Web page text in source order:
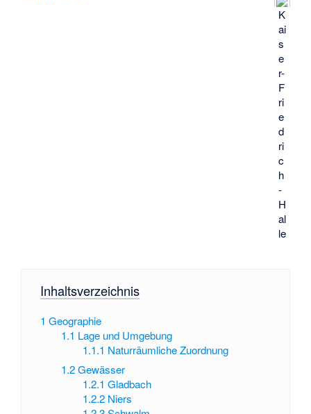
K
ai
s
e
r-
F
ri
e
d
ri
c
h
-
H
al
le
Inhaltsverzeichnis
1 Geographie
1.1 Lage und Umgebung
1.1.1 Naturräumliche Zuordnung
1.2 Gewässer
1.2.1 Gladbach
1.2.2 Niers